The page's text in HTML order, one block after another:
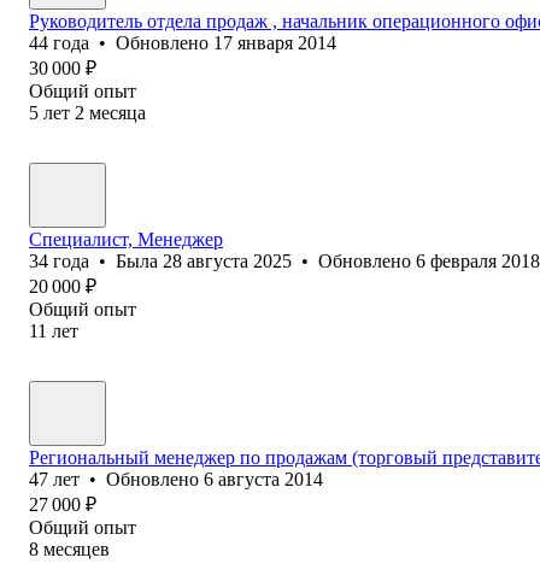
Руководитель отдела продаж , начальник операционного
44 года • Обновлено 17 января 2014
30 000 ₽
Общий опыт
5 лет 2 месяца
Специалист, Менеджер
34 года • Была 28 августа 2025 • Обновлено 6 февраля 2018
20 000 ₽
Общий опыт
11 лет
Региональный менеджер по продажам (торговый
47 лет • Обновлено 6 августа 2014
27 000 ₽
Общий опыт
8 месяцев